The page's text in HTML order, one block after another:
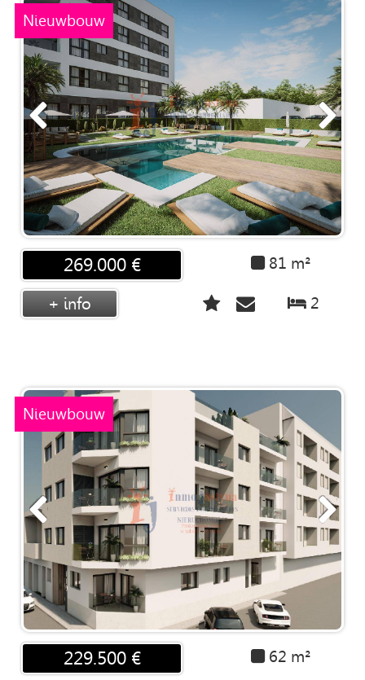
CONTACT
ADVIES
Nieuwbouw
269.000 € 81 m²
2
+ info
Nieuwbouw
229.500 € 62 m²